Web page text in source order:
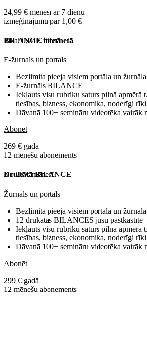
24,99 € mēnesī ar 7 dienu
izmēģinājumu par 1,00 €
Tikai 0,74 € dienā
BILANCE internetā
E-žurnāls un portāls
Bezlimita pieeja visiem portāla un
E-žurnāls BILANCE
Iekļauts visu rubriku saturs pilnā apmērā
tiesības, bizness, ekonomika, noderīgi
Dāvanā 100+ semināru videotēka vairāk
Abonēt
269 € gadā
12 mēnešu abonements
No 28 € mēnesī
Drukātā BILANCE
Žurnāls un portāls
Bezlimita pieeja visiem portāla un
12 drukātās BILANCES jūsu pastkastītē
Iekļauts visu rubriku saturs pilnā apmērā
tiesības, bizness, ekonomika, noderīgi
Dāvanā 100+ semināru videotēka vairāk
Abonēt
299 € gadā
12 mēnešu abonements